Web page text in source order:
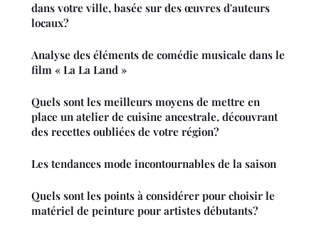
dans votre ville, basée sur des œuvres d'auteurs
locaux?
Analyse des éléments de comédie musicale dans le
film « La La Land »
Quels sont les meilleurs moyens de mettre en
place un atelier de cuisine ancestrale, découvrant
des recettes oubliées de votre région?
Les tendances mode incontournables de la saison
Quels sont les points à considérer pour choisir le
matériel de peinture pour artistes débutants?